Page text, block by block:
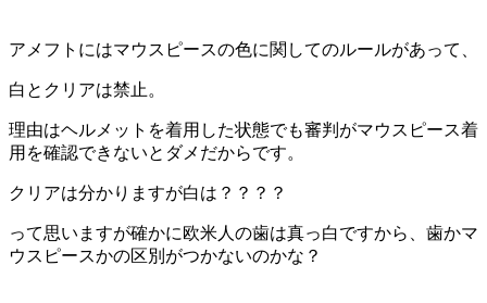
アメフトにはマウスピースの色に関してのルールがあって、
白とクリアは禁止。
理由はヘルメットを着用した状態でも審判がマウスピース着
用を確認できないとダメだからです。
クリアは分かりますが白は？？？？
って思いますが確かに欧米人の歯は真っ白ですから、歯かマ
ウスピースかの区別がつかないのかな？